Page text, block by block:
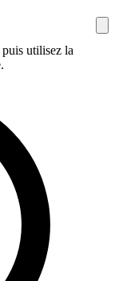
utilisez la